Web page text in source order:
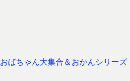
おばちゃん大集合＆おかんシリーズ